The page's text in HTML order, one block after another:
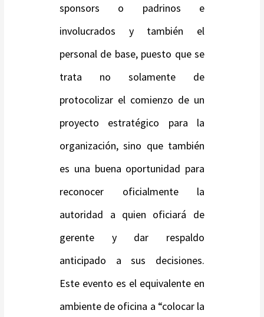
sponsors o padrinos e
involucrados y también el
personal de base, puesto que se
trata no solamente de
protocolizar el comienzo de un
proyecto estratégico para la
organización, sino que también
es una buena oportunidad para
reconocer oficialmente la
autoridad a quien oficiará de
gerente y dar respaldo
anticipado a sus decisiones.
Este evento es el equivalente en
ambiente de oficina a “colocar la